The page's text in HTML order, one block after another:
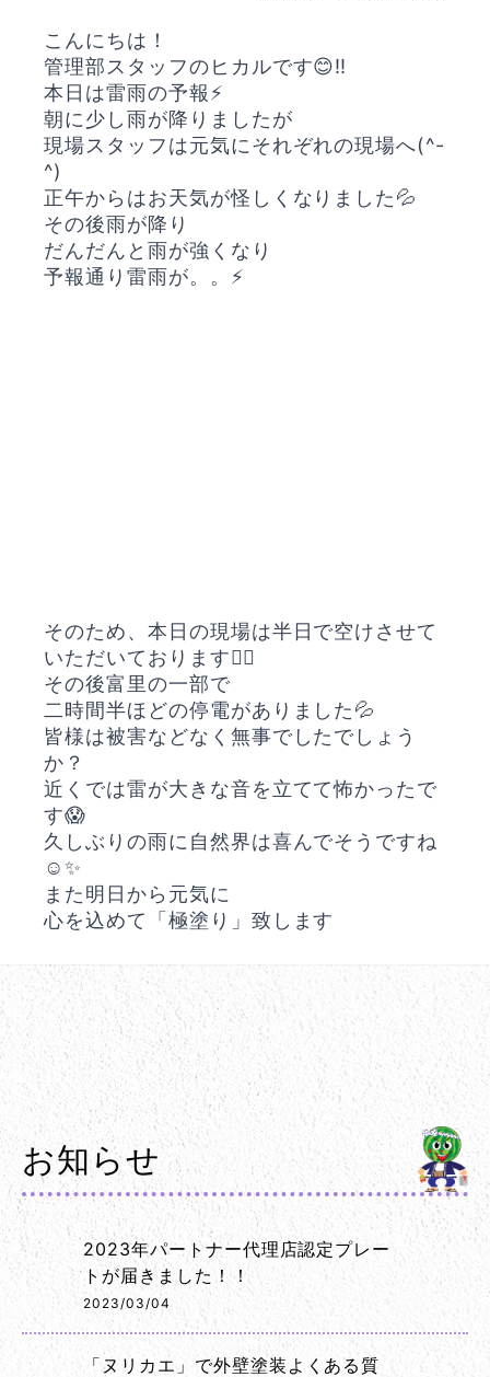
こんにちは！
管理部スタッフのヒカルです😊‼️
本日は雷雨の予報⚡️
朝に少し雨が降りましたが
現場スタッフは元気にそれぞれの現場へ(^-
^)
正午からはお天気が怪しくなりました💦
その後雨が降り
だんだんと雨が強くなり
予報通り雷雨が。。⚡️
そのため、本日の現場は半日で空けさせて
いただいております🙇‍♀️
その後富里の一部で
二時間半ほどの停電がありました💦
皆様は被害などなく無事でしたでしょう
か？
近くでは雷が大きな音を立てて怖かったで
す😱
久しぶりの雨に自然界は喜んでそうですね
☺️✨
また明日から元気に
心を込めて「極塗り」致します
お知らせ
2023年パートナー代理店認定プレー
トが届きました！！
2023/03/04
「ヌリカエ」で外壁塗装よくある質